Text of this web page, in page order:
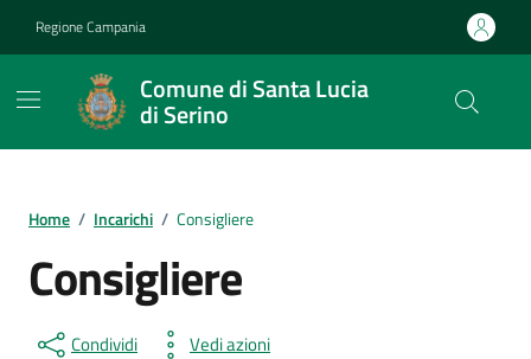
Regione Campania
Comune di Santa Lucia
di Serino
Home / Incarichi / Consigliere
Consigliere
Condividi Vedi azioni